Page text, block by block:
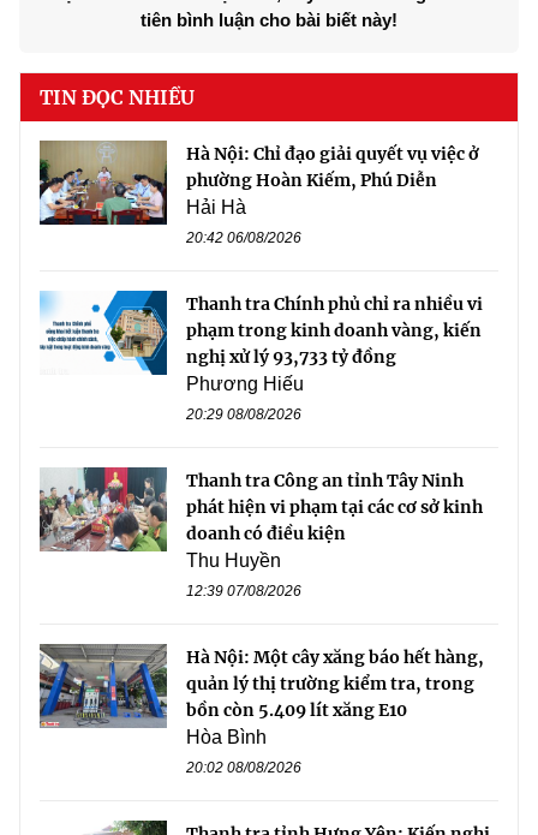
tiên bình luận cho bài biết này!
TIN ĐỌC NHIỀU
Hà Nội: Chỉ đạo giải quyết vụ việc ở
phường Hoàn Kiếm, Phú Diễn
Hải Hà
20:42 06/08/2026
Thanh tra Chính phủ chỉ ra nhiều vi
phạm trong kinh doanh vàng, kiến
nghị xử lý 93,733 tỷ đồng
Phương Hiếu
20:29 08/08/2026
Thanh tra Công an tỉnh Tây Ninh
phát hiện vi phạm tại các cơ sở kinh
doanh có điều kiện
Thu Huyền
12:39 07/08/2026
Hà Nội: Một cây xăng báo hết hàng,
quản lý thị trường kiểm tra, trong
bồn còn 5.409 lít xăng E10
Hòa Bình
20:02 08/08/2026